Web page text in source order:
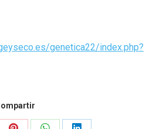
genetica22/index.php?